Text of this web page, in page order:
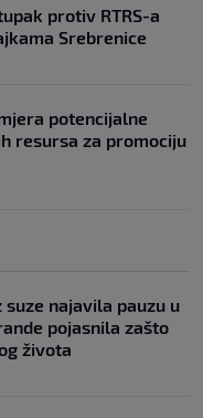
protiv RTRS-a
Srebrenice
potencijalne
resursa za promociju
suze najavila pauzu u
pojasnila zašto
života